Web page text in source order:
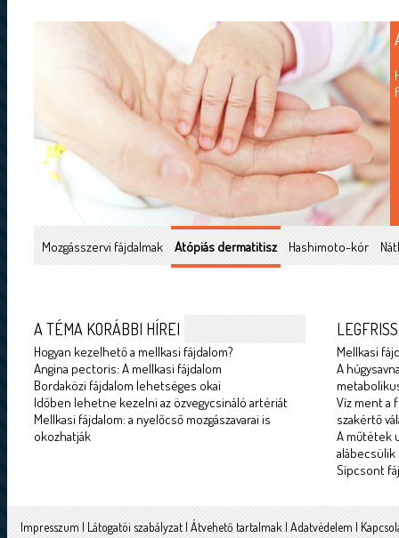
Mozgásszervi fájdalmak Atópiás dermatitisz Hashimoto-kór
A TÉMA KORÁBBI HÍREI
Hogyan kezelhető a mellkasi fájdalom?
Angina pectoris: A mellkasi fájdalom
Bordaközi fájdalom lehetséges okai
Időben lehetne kezelni az özvegycsináló artériát
Mellkasi fájdalom: a nyelőcső mozgászavarai is
okozhatják
Mellkasi
A
Víz ment a
szakértő
A műtétek
alábecsülik
Sípcsont
Impresszum | Látogatói szabályzat | Átvehető tartalmak | Adatvédelem |